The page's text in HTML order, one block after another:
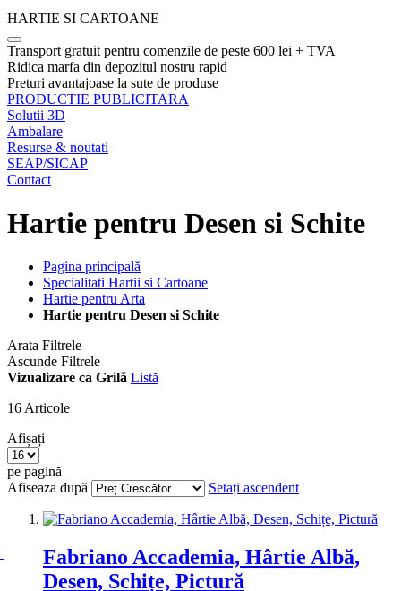
HARTIE SI CARTOANE
Transport gratuit pentru comenzile de peste 600 lei + TVA
Ridica marfa din depozitul nostru rapid
Preturi avantajoase la sute de produse
PRODUCTIE PUBLICITARA
Solutii 3D
Ambalare
Resurse & noutati
SEAP/SICAP
Contact
Hartie pentru Desen si Schite
Pagina principală
Specialitati Hartii si Cartoane
Hartie pentru Arta
Hartie pentru Desen si Schite
Arata Filtrele
Ascunde Filtrele
Vizualizare ca Grilă Listă
16 Articole
Afișați
pe pagină
Afiseaza după
Setați ascendent
Fabriano Accademia, Hârtie Albă,
Desen, Schițe, Pictură